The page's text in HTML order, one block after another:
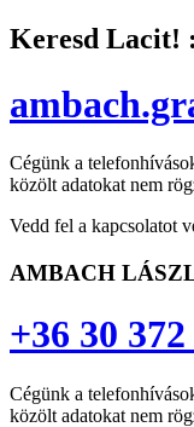
Keresd Lacit!
Cégünk a
közölt adatokat nem
Vedd fel a kapcsolatot
AMBACH
+36 30
Cégünk a
közölt adatokat nem